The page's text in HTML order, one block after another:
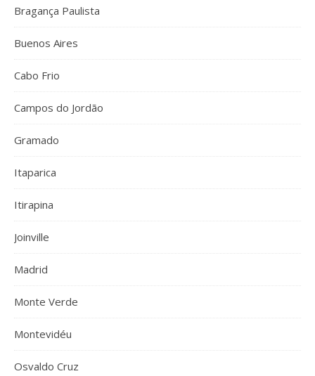
Bragança Paulista
Buenos Aires
Cabo Frio
Campos do Jordão
Gramado
Itaparica
Itirapina
Joinville
Madrid
Monte Verde
Montevidéu
Osvaldo Cruz